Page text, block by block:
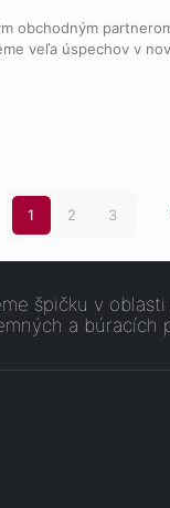
obchodným
veľa úspechov v
1 2 3
špičku v
a búracích